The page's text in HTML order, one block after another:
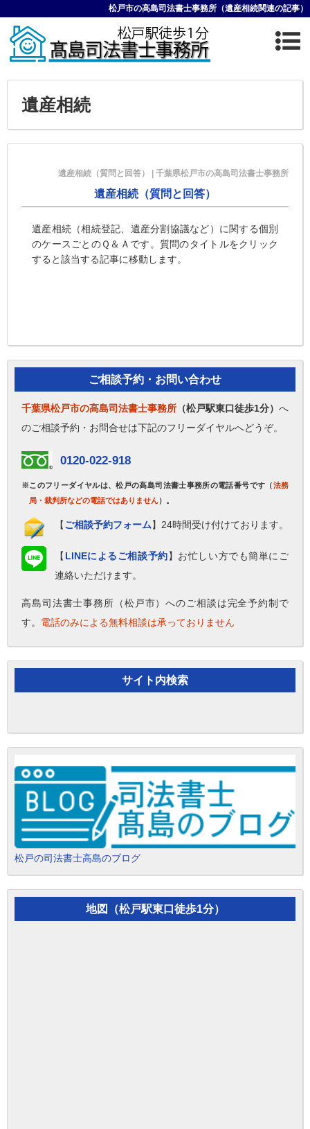
松戸市の高島司法書士事務所（遺産相続関連の記事）
遺産相続
遺産相続（質問と回答） | 千葉県松戸市の高島司法書士事務所
遺産相続（質問と回答）
遺産相続（相続登記、遺産分割協議など）に関する個別
のケースごとのＱ＆Ａです。質問のタイトルをクリック
すると該当する記事に移動します。
ご相談予約・お問い合わせ
千葉県松戸市の高島司法書士事務所 （松戸駅東口徒歩1分） へ
のご相談予約・お問合せは下記のフリーダイヤルへどうぞ。
0120-022-918
※このフリーダイヤルは、松戸の高島司法書士事務所の電話番号です（法務
局・裁判所などの電話ではありません）。
【ご相談予約フォーム】24時間受け付けております。
【 LINEによるご相談予約】お忙しい方でも簡単にご
連絡いただけます。
高島司法書士事務所（松戸市）へのご相談は完全予約制で
す。 電話のみによる無料相談は承っておりません
サイト内検索
松戸の司法書士高島のブログ
地図（松戸駅東口徒歩1分）